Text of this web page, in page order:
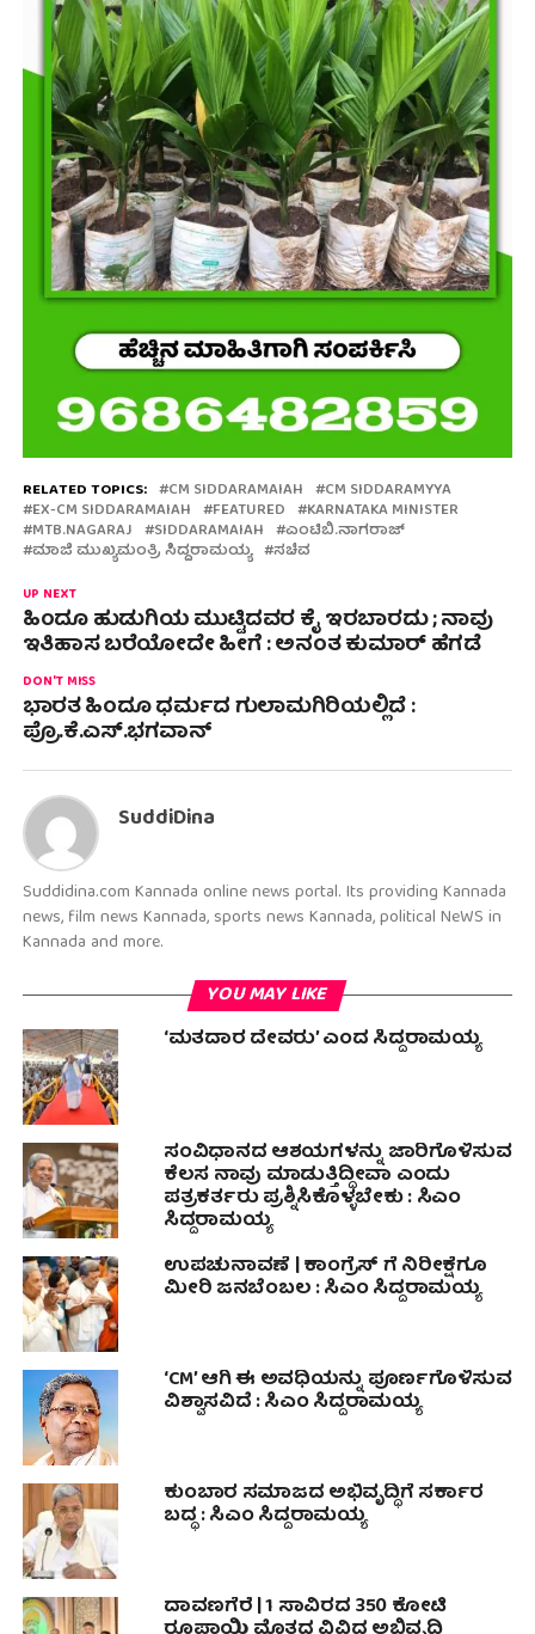
RELATED TOPICS: CM SIDDARAMAIAH CM SIDDARAMYYA
EX-CM SIDDARAMAIAH FEATURED KARNATAKA MINISTER
MTB.NAGARAJ SIDDARAMAIAH ಎಂಟಿಬಿ.ನಾಗರಾಜ್
ಮಾಜಿ ಮುಖ್ಯಮಂತ್ರಿ ಸಿದ್ದರಾಮಯ್ಯ ಸಚಿವ
UP NEXT
ಹಿಂದೂ ಹುಡುಗಿಯ ಮುಟ್ಟಿದವರ ಕೈ ಇರಬಾರದು ; ನಾವು
ಇತಿಹಾಸ ಬರೆಯೋದೇ ಹೀಗೆ : ಅನಂತ ಕುಮಾರ್ ಹೆಗಡೆ
DON'T MISS
ಭಾರತ ಹಿಂದೂ ಧರ್ಮದ ಗುಲಾಮಗಿರಿಯಲ್ಲಿದೆ :
ಪ್ರೊ.ಕೆ.ಎಸ್.ಭಗವಾನ್
SuddiDina
Suddidina.com Kannada online news portal. Its providing Kannada
news, film news Kannada, sports news Kannada, political NeWS in
Kannada and more.
YOU MAY LIKE
‘ಮತದಾರ ದೇವರು’ ಎಂದ‌ ಸಿದ್ದರಾಮಯ್ಯ
ಸಂವಿಧಾನದ ಆಶಯಗಳನ್ನು ಜಾರಿಗೊಳಿಸುವ
ಕೆಲಸ ನಾವು ಮಾಡುತ್ತಿದ್ದೀವಾ ಎಂದು
ಪತ್ರಕರ್ತರು ಪ್ರಶ್ನಿಸಿಕೊಳ್ಳಬೇಕು : ಸಿಎಂ
ಸಿದ್ದರಾಮಯ್ಯ
ಉಪಚುನಾವಣೆ | ಕಾಂಗ್ರೆಸ್ ಗೆ ನಿರೀಕ್ಷೆಗೂ
ಮೀರಿ ಜನಬೆಂಬಲ : ಸಿಎಂ‌ ಸಿದ್ದರಾಮಯ್ಯ
‘CM’ ಆಗಿ ಈ ಅವಧಿಯನ್ನು ಪೂರ್ಣಗೊಳಿಸುವ
ವಿಶ್ವಾಸವಿದೆ : ಸಿಎಂ ಸಿದ್ದರಾಮಯ್ಯ
ಕುಂಬಾರ ಸಮಾಜದ ಅಭಿವೃದ್ಧಿಗೆ ಸರ್ಕಾರ
ಬದ್ಧ : ಸಿಎಂ ಸಿದ್ದರಾಮಯ್ಯ
ದಾವಣಗೆರೆ | 1 ಸಾವಿರದ 350 ಕೋಟಿ